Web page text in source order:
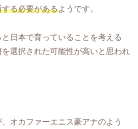
する必要があるようです。
日本で育っていることを考える
選択された可能性が高いと思われ
オカファーエニス豪アナのよう